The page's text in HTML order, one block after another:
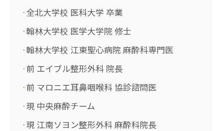
全北大学校 医科大学 卒業
翰林大学校 医学大学院 修士
翰林大学校 江東聖心病院 麻酔科専門医
前 エイブル整形外科 院長
前 マロニエ耳鼻咽喉科 協診諮問医
現 中央麻酔チーム
現 江南ソヨン整形外科 麻酔科院長